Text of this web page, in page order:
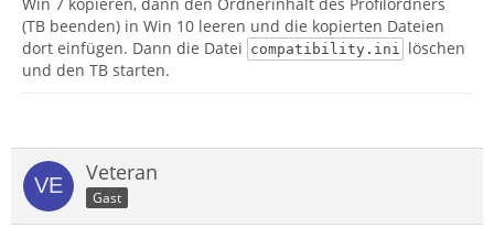
(TB beenden) in Win 10 leeren und die kopierten Dateien
dort einfügen. Dann die Datei compatibility.ini
löschen
und den TB starten.
Veteran
Gast